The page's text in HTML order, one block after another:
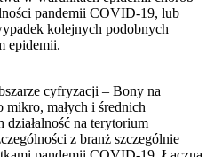
pandemii COVID-19, lub
kolejnych podobnych
epidemii.
cyfryzacji – Bony na
małych i średnich
na terytorium
z branż szczególnie